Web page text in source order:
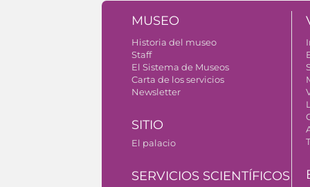
MUSEO
Historia del museo
Staff
El Sistema de Museos
Carta de los servicios
Newsletter
SITIO
El palacio
SERVICIOS SCIENTÍFICOS